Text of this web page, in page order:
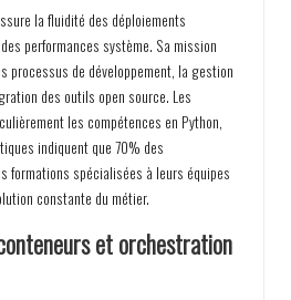
la fluidité des déploiements
performances système. Sa mission
processus de développement, la gestion
des outils open source. Les
les compétences en Python,
indiquent que 70% des
formations spécialisées à leurs équipes
constante du métier.
et orchestration